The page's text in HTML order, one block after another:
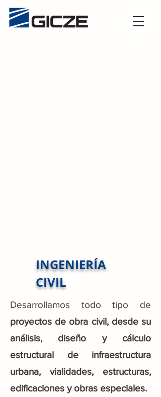
INGENIERÍA
CIVIL
Desarrollamos todo tipo de
proyectos de obra civil, desde su
análisis, diseño y cálculo
estructural de infraestructura
urbana, vialidades, estructuras,
edificaciones y obras especiales.